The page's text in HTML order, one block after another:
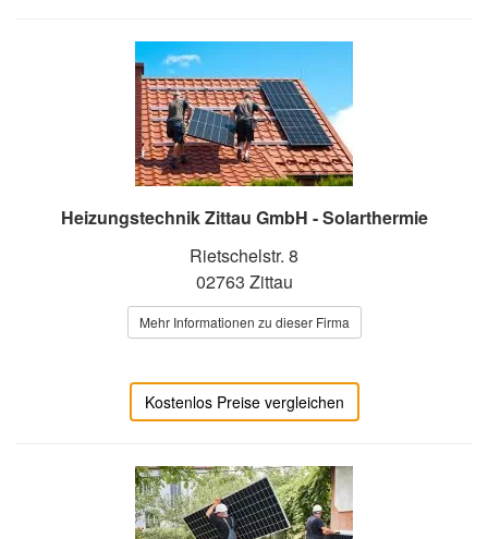
Heizungstechnik Zittau GmbH - Solarthermie
Rietschelstr. 8
02763 Zittau
Mehr Informationen zu dieser Firma
Kostenlos Preise vergleichen